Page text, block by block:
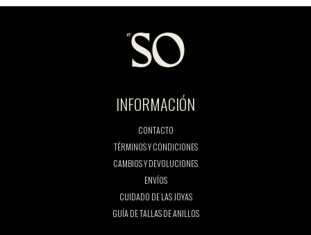
INFORMACIÓN
CONTACTO
TÉRMINOS Y CONDICIONES
CAMBIOS Y DEVOLUCIONES
ENVÍOS
CUIDADO DE LAS JOYAS
GUÍA DE TALLAS DE ANILLOS